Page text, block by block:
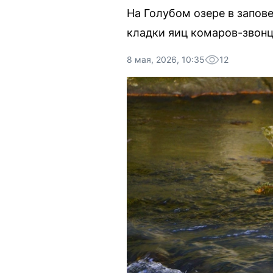
На Голубом озере в
кладки яиц комаров-
8 мая, 2026, 10:35 12